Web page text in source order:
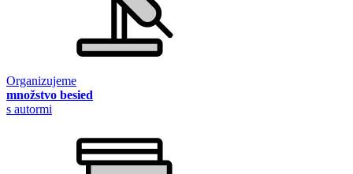
Organizujeme
množstvo besied
s autormi